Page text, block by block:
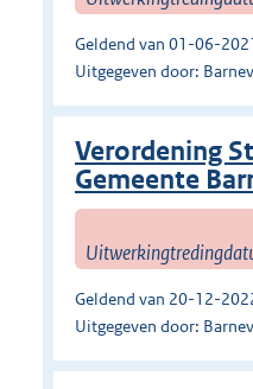
Geldend van 01-06-
Uitgegeven door:
Verordening
Gemeente
Geldend van 20-12-
Uitgegeven door: